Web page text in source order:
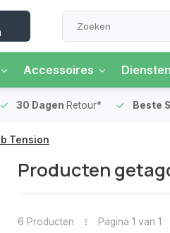
Accessoires Diensten
30 Dagen Retour* Beste
Tension
Producten
6 Producten Pagina 1 van 1